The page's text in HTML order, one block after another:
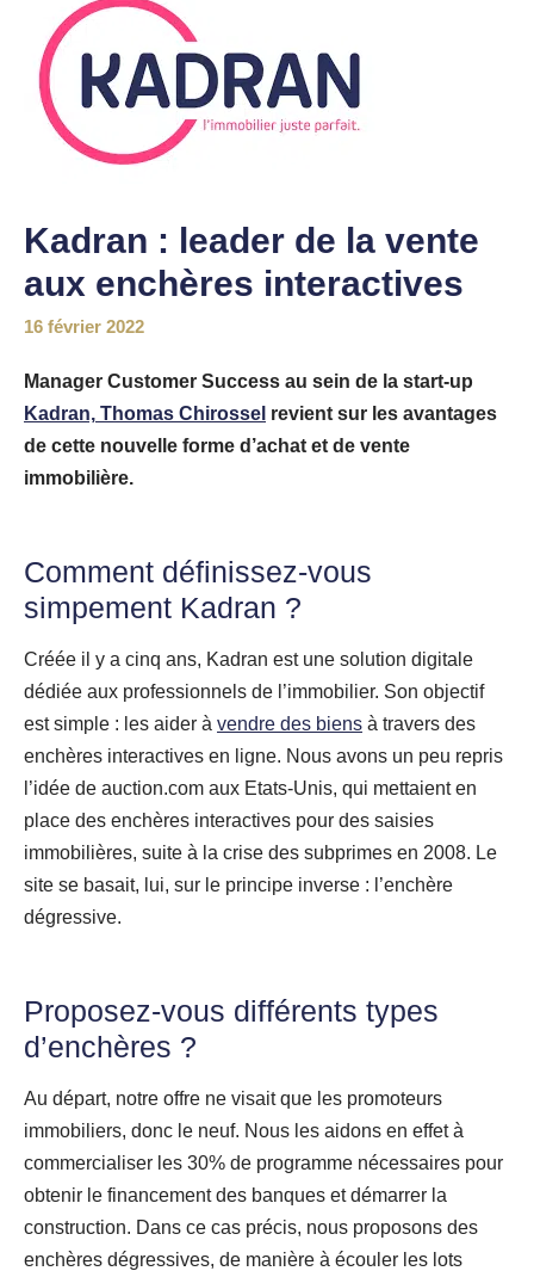
Kadran : leader de la vente
aux enchères interactives
16 février 2022
Manager Customer Success au sein de la start-up
Kadran, Thomas Chirossel revient sur les avantages
de cette nouvelle forme d’achat et de vente
immobilière.
Comment définissez-vous
simpement Kadran ?
Créée il y a cinq ans, Kadran est une solution digitale
dédiée aux professionnels de l’immobilier. Son objectif
est simple : les aider à vendre des biens à travers des
enchères interactives en ligne. Nous avons un peu repris
l’idée de auction.com aux Etats-Unis, qui mettaient en
place des enchères interactives pour des saisies
immobilières, suite à la crise des subprimes en 2008. Le
site se basait, lui, sur le principe inverse : l’enchère
dégressive.
Proposez-vous différents types
d’enchères ?
Au départ, notre offre ne visait que les promoteurs
immobiliers, donc le neuf. Nous les aidons en effet à
commercialiser les 30% de programme nécessaires pour
obtenir le financement des banques et démarrer la
construction. Dans ce cas précis, nous proposons des
enchères dégressives, de manière à écouler les lots